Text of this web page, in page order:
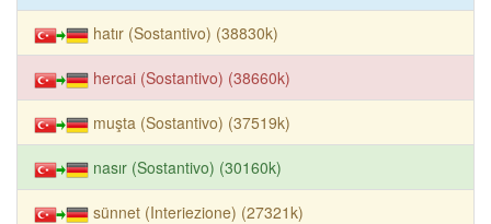
hatır (Sostantivo) (38830k)
hercai (Sostantivo) (38660k)
muşta (Sostantivo) (37519k)
nasır (Sostantivo) (30160k)
sünnet (Interiezione) (27321k)